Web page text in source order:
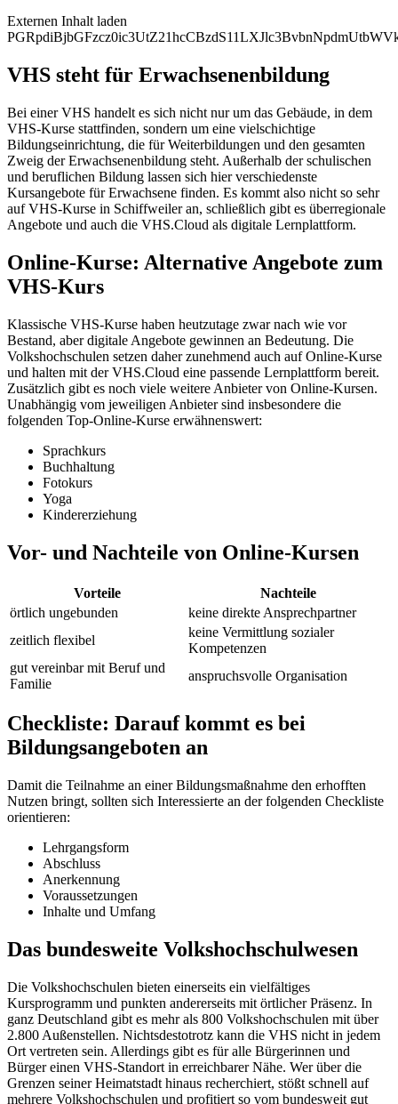
Externen Inhalt laden
VHS steht für Erwachsenenbildung
Bei einer VHS handelt es sich nicht nur um das Gebäude, in dem
VHS-Kurse stattfinden, sondern um eine vielschichtige
Bildungseinrichtung, die für Weiterbildungen und den gesamten
Zweig der Erwachsenenbildung steht. Außerhalb der schulischen
und beruflichen Bildung lassen sich hier verschiedenste
Kursangebote für Erwachsene finden. Es kommt also nicht so sehr
auf VHS-Kurse in Schiffweiler an, schließlich gibt es überregionale
Angebote und auch die VHS.Cloud als digitale Lernplattform.
Online-Kurse: Alternative Angebote zum
VHS-Kurs
Klassische VHS-Kurse haben heutzutage zwar nach wie vor
Bestand, aber digitale Angebote gewinnen an Bedeutung. Die
Volkshochschulen setzen daher zunehmend auch auf Online-Kurse
und halten mit der VHS.Cloud eine passende Lernplattform bereit.
Zusätzlich gibt es noch viele weitere Anbieter von Online-Kursen.
Unabhängig vom jeweiligen Anbieter sind insbesondere die
folgenden Top-Online-Kurse erwähnenswert:
Sprachkurs
Buchhaltung
Fotokurs
Yoga
Kindererziehung
Vor- und Nachteile von Online-Kursen
Vorteile
Nachteile
örtlich ungebunden
keine direkte Ansprechpartner
zeitlich flexibel
keine Vermittlung sozialer
Kompetenzen
gut vereinbar mit Beruf und
Familie
anspruchsvolle Organisation
Checkliste: Darauf kommt es bei
Bildungsangeboten an
Damit die Teilnahme an einer Bildungsmaßnahme den erhofften
Nutzen bringt, sollten sich Interessierte an der folgenden Checkliste
orientieren:
Lehrgangsform
Abschluss
Anerkennung
Voraussetzungen
Inhalte und Umfang
Das bundesweite Volkshochschulwesen
Die Volkshochschulen bieten einerseits ein vielfältiges
Kursprogramm und punkten andererseits mit örtlicher Präsenz. In
ganz Deutschland gibt es mehr als 800 Volkshochschulen mit über
2.800 Außenstellen. Nichtsdestotrotz kann die VHS nicht in jedem
Ort vertreten sein. Allerdings gibt es für alle Bürgerinnen und
Bürger einen VHS-Standort in erreichbarer Nähe. Wer über die
Grenzen seiner Heimatstadt hinaus recherchiert, stößt schnell auf
mehrere Volkshochschulen und profitiert so vom bundesweit gut